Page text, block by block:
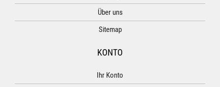
Über uns
Sitemap
KONTO
Ihr Konto